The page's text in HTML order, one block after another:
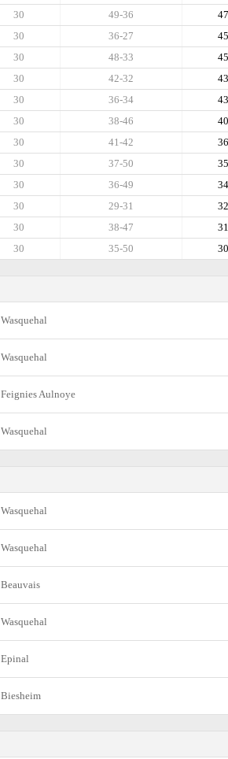
47
49-36
30
45
36-27
30
45
48-33
30
43
42-32
30
43
36-34
30
40
38-46
30
36
41-42
30
35
37-50
30
34
36-49
30
32
29-31
30
31
38-47
30
30
35-50
30
Wasquehal
Wasquehal
Feignies Aulnoye
Wasquehal
Wasquehal
Wasquehal
Beauvais
Wasquehal
Epinal
Biesheim